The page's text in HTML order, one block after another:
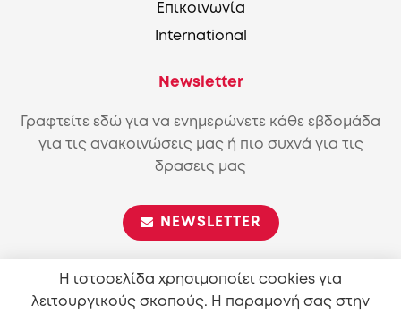
Επικοινωνία
International
Newsletter
Γραφτείτε εδώ για να ενημερώνετε κάθε εβδομάδα
για τις ανακοινώσεις μας ή πιο συχνά για τις
δρασεις μας
NEWSLETTER
Επιτρέπεται η αναπαραγωγή και διανομή του περιεχόμενου
Η ιστοσελίδα χρησιμοποίει cookies για
λειτουργικούς σκοπούς. Η παραμονή σας στην